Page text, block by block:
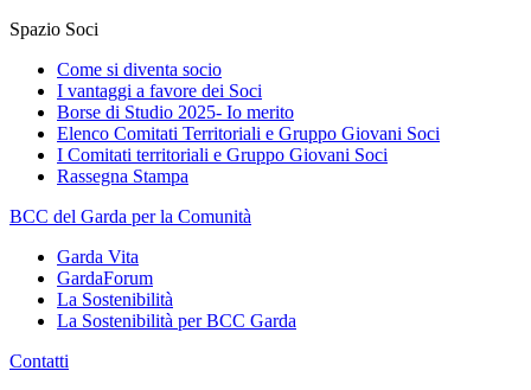
Spazio Soci
Come si diventa socio
I vantaggi a favore dei Soci
Borse di Studio 2025- Io merito
Elenco Comitati Territoriali e Gruppo Giovani Soci
I Comitati territoriali e Gruppo Giovani Soci
Rassegna Stampa
BCC del Garda per la Comunità
Garda Vita
GardaForum
La Sostenibilità
La Sostenibilità per BCC Garda
Contatti